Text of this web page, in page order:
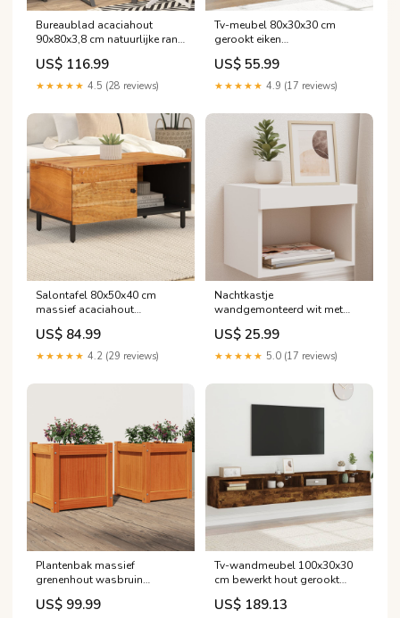
Bureaublad acaciahout
90x80x3,8 cm natuurlijke rand
remontluchter
US$ 116.99
★★★★★ 4.5 (28 reviews)
Tv-meubel 80x30x30 cm
gerookt eiken
wandgemonteerd led
Upsell_vuurkorf_handschoenen
US$ 55.99
★★★★★ 4.9 (17 reviews)
Salontafel 80x50x40 cm
massief acaciahout
Upsell_toiletborstelhouder
US$ 84.99
★★★★★ 4.2 (29 reviews)
Nachtkastje
wandgemonteerd wit met
LED handkarren
US$ 25.99
★★★★★ 5.0 (17 reviews)
Plantenbak massief
grenenhout wasbruin
40x40x40 cm 2 stuks hoge
tafel
US$ 99.99
Tv-wandmeubel 100x30x30
cm bewerkt hout gerookt
eiken (2 stuks) 3015352_nl
US$ 189.13